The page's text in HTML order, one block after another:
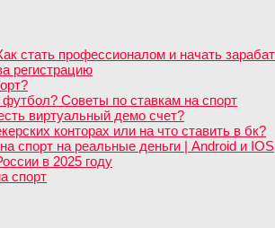
стать профессионалом и начать
регистрацию
Советы по ставкам на спорт
виртуальный демо счет?
конторах или на что ставить в бк?
спорт на реальные деньги | Android и IOS
в 2025 году
спорт